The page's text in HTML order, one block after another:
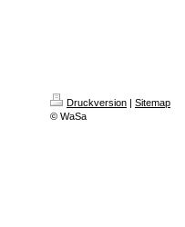
Druckversion | Sitemap
© WaSa